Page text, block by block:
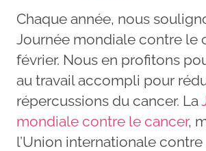
Chaque année, nous
Journée mondiale contre le
février. Nous en profitons
au travail accompli pour
répercussions du cancer. La
mondiale contre le cancer,
l’Union internationale